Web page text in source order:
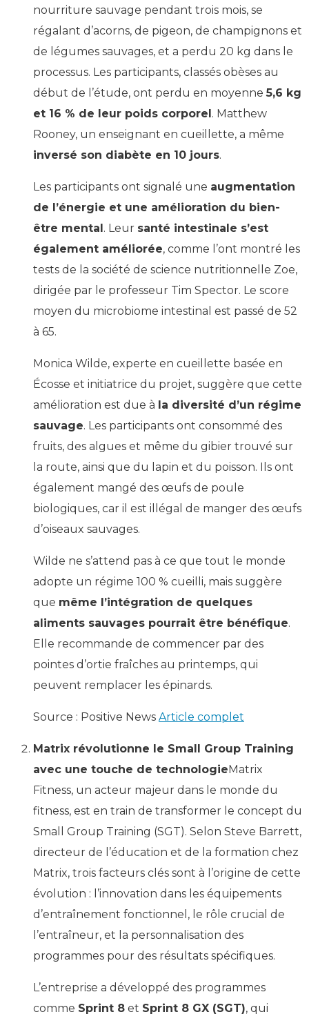
nourriture sauvage pendant trois mois, se
régalant d’acorns, de pigeon, de champignons et
de légumes sauvages, et a perdu 20 kg dans le
processus. Les participants, classés obèses au
début de l’étude, ont perdu en moyenne5,6 kg
et 16 % de leur poids corporel. Matthew
Rooney, un enseignant en cueillette, a même
inversé son diabète en 10 jours.
Les participants ont signalé une augmentation
de l’énergie et une amélioration du bien-
être mental. Leur santé intestinale s’est
également améliorée, comme l’ont montré les
tests de la société de science nutritionnelle Zoe,
dirigée par le professeur Tim Spector. Le score
moyen du microbiome intestinal est passé de 52
à 65.
Monica Wilde, experte en cueillette basée en
Écosse et initiatrice du projet, suggère que cette
amélioration est due à la diversité d’un régime
sauvage. Les participants ont consommé des
fruits, des algues et même du gibier trouvé sur
la route, ainsi que du lapin et du poisson. Ils ont
également mangé des œufs de poule
biologiques, car il est illégal de manger des œufs
d’oiseaux sauvages.
Wilde ne s’attend pas à ce que tout le monde
adopte un régime 100 % cueilli, mais suggère
que même l’intégration de quelques
aliments sauvages pourrait être bénéfique.
Elle recommande de commencer par des
pointes d’ortie fraîches au printemps, qui
peuvent remplacer les épinards.
Source : Positive News Article complet
Matrix révolutionne le Small Group Training
avec une touche de technologieMatrix
Fitness, un acteur majeur dans le monde du
fitness, est en train de transformer le concept du
Small Group Training (SGT). Selon Steve Barrett,
directeur de l’éducation et de la formation chez
Matrix, trois facteurs clés sont à l’origine de cette
évolution : l’innovation dans les équipements
d’entraînement fonctionnel, le rôle crucial de
l’entraîneur, et la personnalisation des
programmes pour des résultats spécifiques.
L’entreprise a développé des programmes
comme Sprint 8 et Sprint 8 GX (SGT), qui